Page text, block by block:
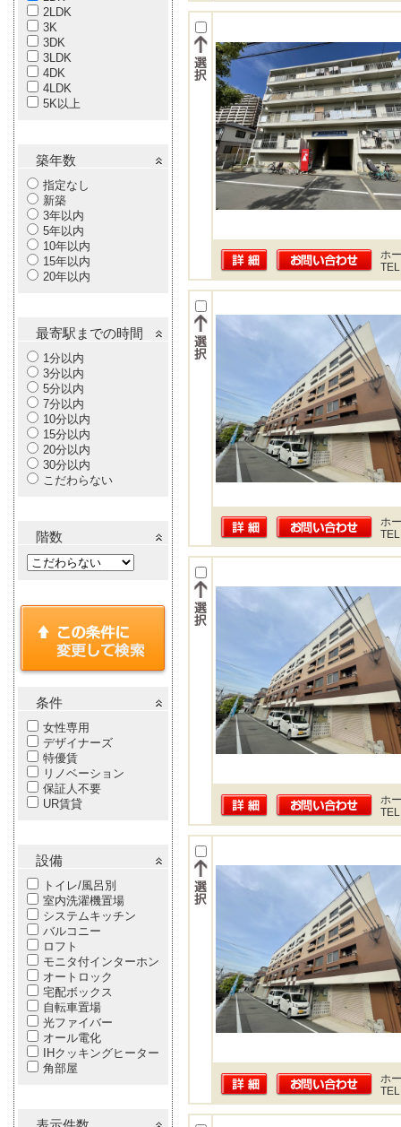
2LDK
3K
3DK
3LDK
4DK
4LDK
5K以上
築年数
指定なし
新築
3年以内
5年以内
10年以内
15年以内
20年以内
最寄駅までの時間
1分以内
3分以内
5分以内
7分以内
10分以内
15分以内
20分以内
30分以内
こだわらない
階数
条件
女性専用
デザイナーズ
特優賃
リノベーション
保証人不要
UR賃貸
設備
トイレ/風呂別
室内洗濯機置場
システムキッチン
バルコニー
ロフト
モニタ付インターホン
オートロック
宅配ボックス
自転車置場
光ファイバー
オール電化
IHクッキングヒーター
角部屋
ホ
ホ
ホ
ホ